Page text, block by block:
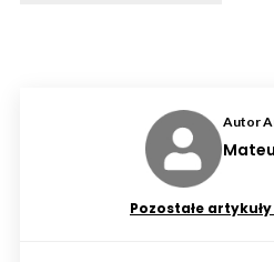
Autor
Pozostałe